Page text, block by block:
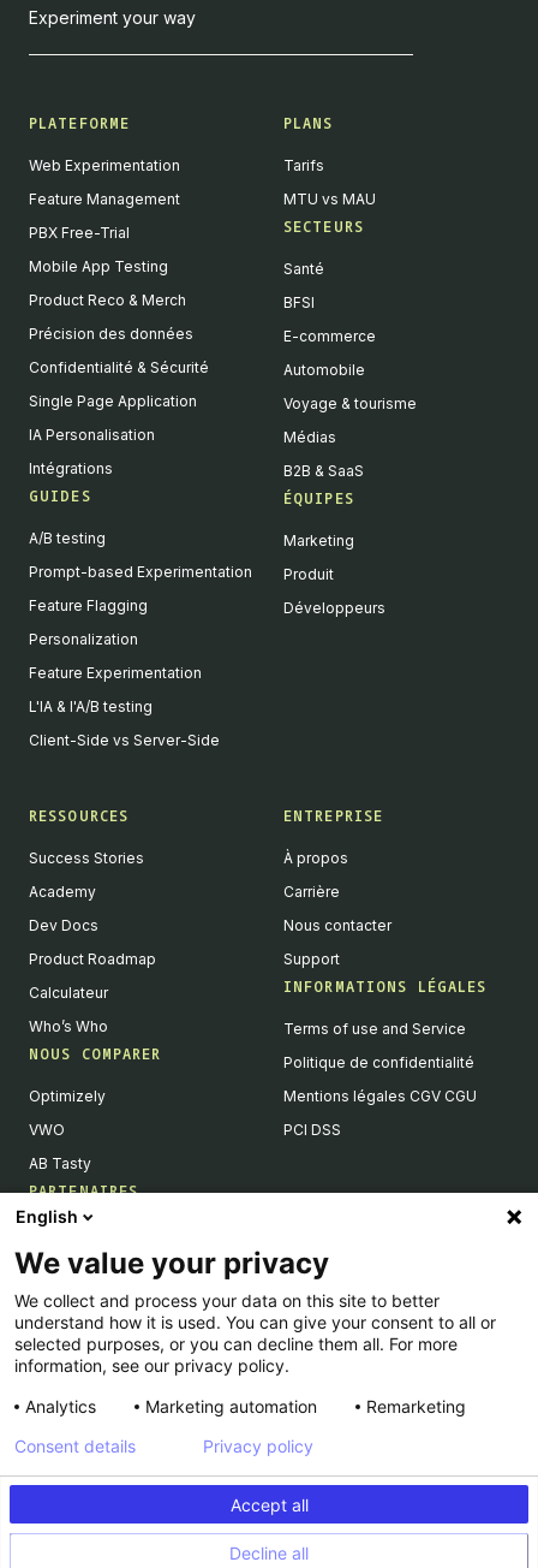
Experiment your way
PLATEFORME
Web Experimentation
Feature Management
PBX Free-Trial
Mobile App Testing
Product Reco & Merch
Précision des données
Confidentialité & Sécurité
Single Page Application
IA Personalisation
Intégrations
GUIDES
A/B testing
Prompt-based Experimentation
Feature Flagging
Personalization
Feature Experimentation
L'IA & l'A/B testing
Client-Side vs Server-Side
PLANS
Tarifs
MTU vs MAU
SECTEURS
Santé
BFSI
E-commerce
Automobile
Voyage & tourisme
Médias
B2B & SaaS
ÉQUIPES
Marketing
Produit
Développeurs
RESSOURCES
Success Stories
Academy
Dev Docs
Product Roadmap
Calculateur
Who’s Who
NOUS COMPARER
Optimizely
VWO
AB Tasty
PARTENAIRES
Devenir partenaires
Liste de nos intégrations
Agences Partenaires
ENTREPRISE
À propos
Carrière
Nous contacter
Support
INFORMATIONS LÉGALES
Terms of use and Service
Politique de confidentialité
Mentions légales CGV CGU
PCI DSS
© Kameleoon — 2026 All rights Reserved
Privacy policy
English
We value your privacy
We collect and process your data on this site to better
understand how it is used. You can give your consent to all or
selected purposes, or you can decline them all. For more
information, see our privacy policy.
Analytics
Marketing automation Remarketing
Accept all
Decline all
Consent details Privacy policy